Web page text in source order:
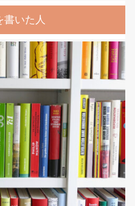
書いた人